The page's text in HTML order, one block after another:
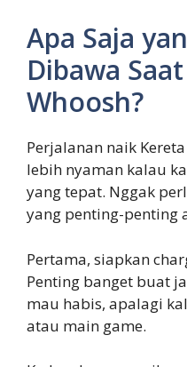
Apa Saja
Dibawa
Whoosh?
Perjalanan naik
lebih nyaman kalau
yang tepat. Nggak
yang penting-penting
Pertama, siapkan
Penting banget buat
mau habis, apalagi
atau main game.